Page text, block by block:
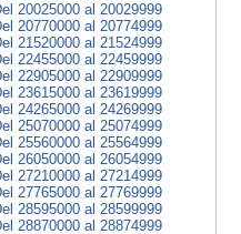
20025000 al 20029999
20770000 al 20774999
21520000 al 21524999
22455000 al 22459999
22905000 al 22909999
23615000 al 23619999
24265000 al 24269999
25070000 al 25074999
25560000 al 25564999
26050000 al 26054999
27210000 al 27214999
27765000 al 27769999
28595000 al 28599999
28870000 al 28874999